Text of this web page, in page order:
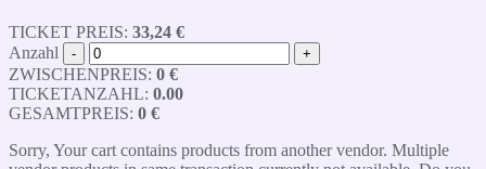
TICKET PREIS: 33,24 €
Anzahl
- +
ZWISCHENPREIS: 0 €
TICKETANZAHL: 0.00
GESAMTPREIS: 0 €
Sorry, Your cart contains products from another vendor. Multiple